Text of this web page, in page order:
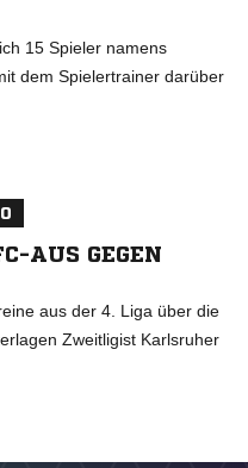
15 Spieler namens
dem Spielertrainer darüber
AUS GEGEN
aus der 4. Liga über die
Zweitligist Karlsruher